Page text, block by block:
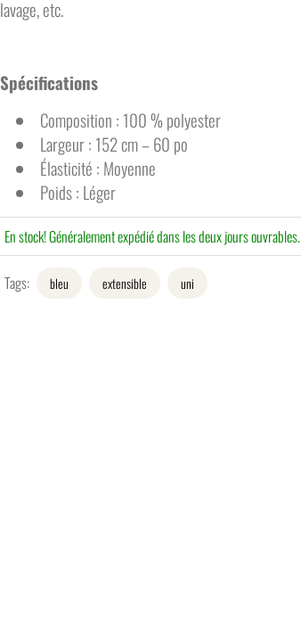
lavage, etc.
Spécifications
Composition : 100 % polyester
Largeur : 152 cm – 60 po
Élasticité : Moyenne
Poids : Léger
En stock! Généralement expédié dans les deux jours ouvrables.
Tags: bleu extensible uni